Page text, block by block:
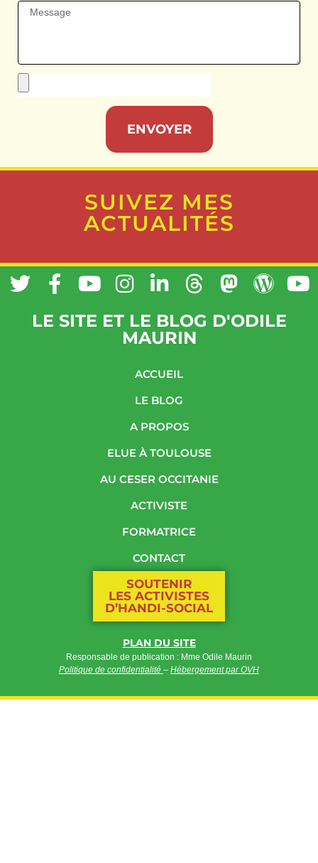
ENVOYER
SUIVEZ MES
ACTUALITÉS
LE SITE ET LE BLOG D'ODILE
MAURIN
ACCUEIL
LE BLOG
A PROPOS
ELUE À TOULOUSE
AU CESER OCCITANIE
ACTIVISTE
FORMATRICE
CONTACT
SOUTENIR
LES ACTIVISTES
D’HANDI-SOCIAL
PLAN DU SITE
Responsable de publication : Mme Odile Maurin
Politique de confidentialité – Hébergement par OVH